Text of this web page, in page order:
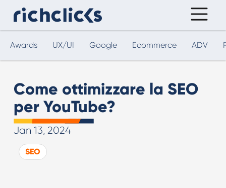
Awards UX/UI Google Ecommerce ADV
Come ottimizzare la SEO
per YouTube?
Jan 13, 2024
SEO